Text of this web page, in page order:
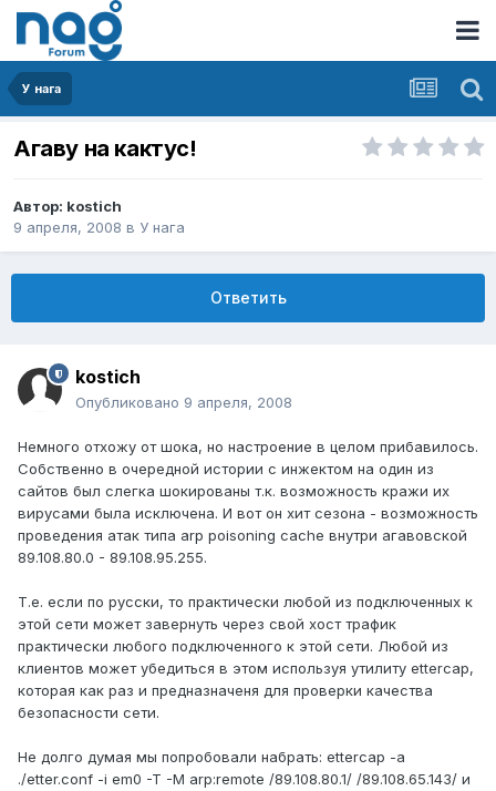
У нага
Агаву на кактус!
Автор: kostich
9 апреля, 2008 в У нага
Ответить
kostich
Опубликовано 9 апреля, 2008
Немного отхожу от шока, но настроение в целом прибавилось.
Собственно в очередной истории с инжектом на один из
сайтов был слегка шокированы т.к. возможность кражи их
вирусами была исключена. И вот он хит сезона - возможность
проведения атак типа arp poisoning cache внутри агавовской
89.108.80.0 - 89.108.95.255.
Т.е. если по русски, то практически любой из подключенных к
этой сети может завернуть через свой хост трафик
практически любого подключенного к этой сети. Любой из
клиентов может убедиться в этом используя утилиту ettercap,
которая как раз и предназначеня для проверки качества
безопасности сети.
Не долго думая мы попробовали набрать: ettercap -a
./etter.conf -i em0 -T -M arp:remote /89.108.80.1/ /89.108.65.143/ и